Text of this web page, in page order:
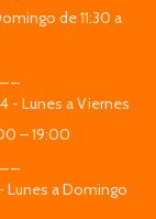
de 11:30 a
- Lunes a Viernes
– 19:00
Lunes a Domingo